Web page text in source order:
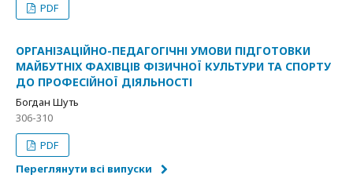
PDF
ОРГАНІЗАЦІЙНО-ПЕДАГОГІЧНІ УМОВИ ПІДГОТОВКИ
МАЙБУТНІХ ФАХІВЦІВ ФІЗИЧНОЇ КУЛЬТУРИ ТА СПОРТУ
ДО ПРОФЕСІЙНОЇ ДІЯЛЬНОСТІ
Богдан Шуть
306-310
PDF
Переглянути всі випуски